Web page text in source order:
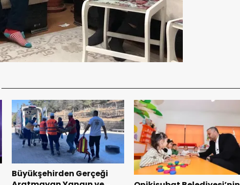
Büyükşehirden Gerçeği